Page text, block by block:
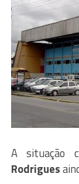
A situação
Rodrigues